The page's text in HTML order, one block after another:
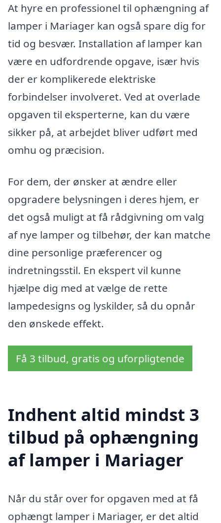
At hyre en professionel til ophængning af
lamper i Mariager kan også spare dig for
tid og besvær. Installation af lamper kan
være en udfordrende opgave, især hvis
der er komplikerede elektriske
forbindelser involveret. Ved at overlade
opgaven til eksperterne, kan du være
sikker på, at arbejdet bliver udført med
omhu og præcision.
For dem, der ønsker at ændre eller
opgradere belysningen i deres hjem, er
det også muligt at få rådgivning om valg
af nye lamper og tilbehør, der kan matche
dine personlige præferencer og
indretningsstil. En ekspert vil kunne
hjælpe dig med at vælge de rette
lampedesigns og lyskilder, så du opnår
den ønskede effekt.
Få 3 tilbud, gratis og uforpligtende
Indhent altid mindst 3
tilbud på ophængning
af lamper i Mariager
Når du står over for opgaven med at få
ophængt lamper i Mariager, er det altid